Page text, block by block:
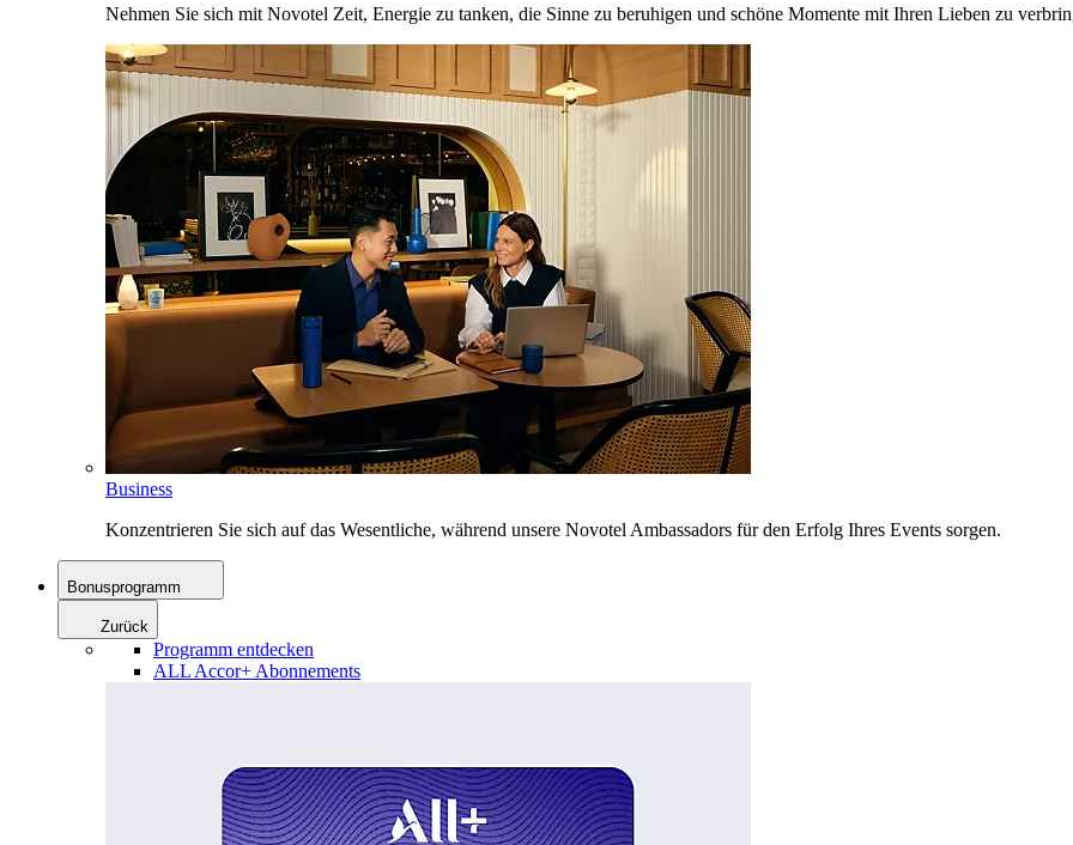
Nehmen Sie sich mit Novotel Zeit, Energie zu tanken, die Sinne zu beruhigen und schöne Momente mit Ihren Lieben zu
Business
Konzentrieren Sie sich auf das Wesentliche, während unsere Novotel Ambassadors für den Erfolg Ihres Events sorgen.
Bonusprogramm
Zurück
Programm entdecken
ALL Accor+ Abonnements